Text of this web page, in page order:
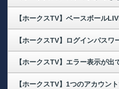
【ホークスTV】ログインパスワ
【ホークスTV】エラー表示が出